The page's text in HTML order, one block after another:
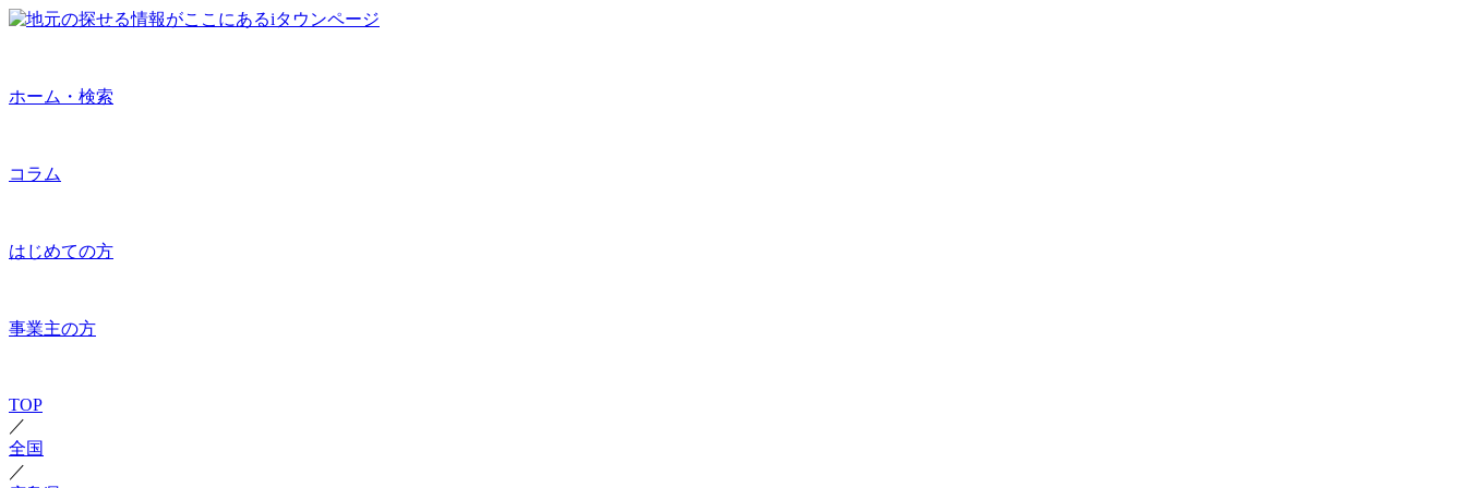
ホーム・検索
コラム
はじめての方
事業主の方
TOP
／
全国
／